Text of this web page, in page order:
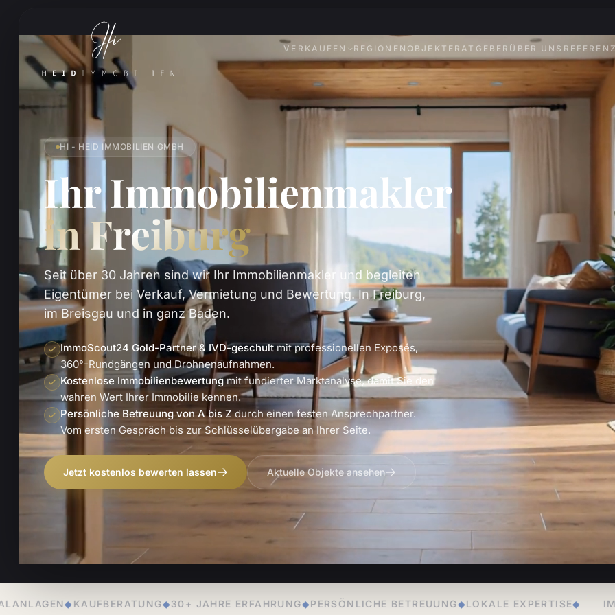
VERKAUFEN REGIONEN OBJEKTE RATGEBER ÜBER UNS
HI - HEID IMMOBILIEN GMBH
Ihr Immobilienmakler
in Freiburg
Seit über 30 Jahren sind wir Ihr Immobilienmakler und begleiten
Eigentümer bei Verkauf, Vermietung und Bewertung. In Freiburg,
im Breisgau und in ganz Baden.
ImmoScout24 Gold-Partner & IVD-geschultmit professionellen Exposés,
360°-Rundgängen und Drohnenaufnahmen.
Kostenlose Immobilienbewertungmit fundierter Marktanalyse, damit Sie den
wahren Wert Ihrer Immobilie kennen.
Persönliche Betreuung von A bis Zdurch einen festen Ansprechpartner.
Vom ersten Gespräch bis zur Schlüsselübergabe an Ihrer Seite.
Jetzt kostenlos bewerten lassen Aktuelle Objekte ansehen
◆30+ JAHRE ERFAHRUNG ◆PERSÖNLICHE BETREUUNG◆LOKALE EXPERTISE◆ IMMOBILIENVERKAUF